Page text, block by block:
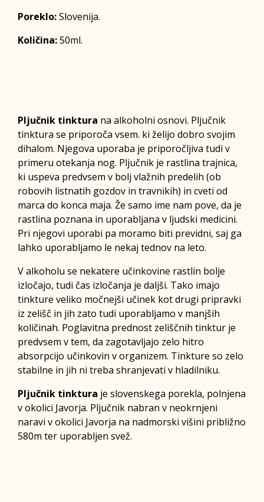
Poreklo:Slovenija.
Količina:50ml.
Pljučnik tinktura na alkoholni osnovi. Pljučnik
tinktura se priporoča vsem. ki želijo dobro svojim
dihalom. Njegova uporaba je priporočljiva tudi v
primeru otekanja nog. Pljučnik je rastlina trajnica,
ki uspeva predvsem v bolj vlažnih predelih (ob
robovih listnatih gozdov in travnikih) in cveti od
marca do konca maja. Že samo ime nam pove, da je
rastlina poznana in uporabljana v ljudski medicini.
Pri njegovi uporabi pa moramo biti previdni, saj ga
lahko uporabljamo le nekaj tednov na leto.
V alkoholu se nekatere učinkovine rastlin bolje
izločajo, tudi čas izločanja je daljši. Tako imajo
tinkture veliko močnejši učinek kot drugi pripravki
iz zelišč in jih zato tudi uporabljamo v manjših
količinah. Poglavitna prednost zeliščnih tinktur je
predvsem v tem, da zagotavljajo zelo hitro
absorpcijo učinkovin v organizem. Tinkture so zelo
stabilne in jih ni treba shranjevati v hladilniku.
Pljučnik tinktura je slovenskega porekla, polnjena
v okolici Javorja. Pljučnik nabran v neokrnjeni
naravi v okolici Javorja na nadmorski višini približno
580m ter uporabljen svež.